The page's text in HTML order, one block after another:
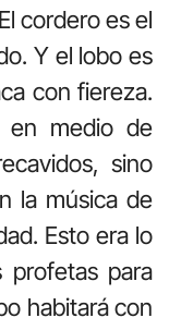
cordero es el
Y el lobo es
con fiereza.
en medio de
sino
la música de
Esto era lo
profetas para
habitará con